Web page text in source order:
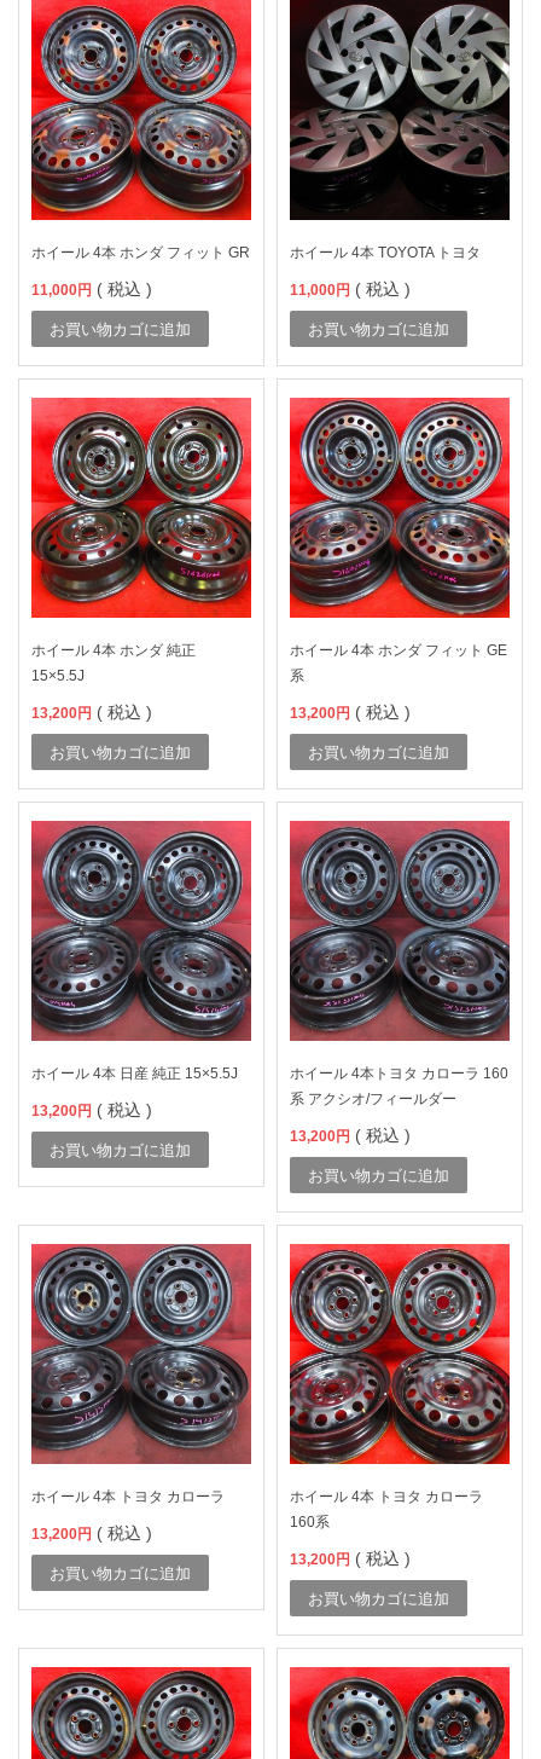
ホイール 4本 ホンダ フィット GR
11,000円 ( 税込 )
お買い物カゴに追加
ホイール 4本 TOYOTA トヨタ
11,000円 ( 税込 )
お買い物カゴに追加
ホイール 4本 ホンダ 純正
15×5.5J
13,200円 ( 税込 )
お買い物カゴに追加
ホイール 4本 ホンダ フィット GE
系
13,200円 ( 税込 )
お買い物カゴに追加
ホイール 4本 日産 純正 15×5.5J
13,200円 ( 税込 )
お買い物カゴに追加
ホイール 4本トヨタ カローラ 160
系 アクシオ/フィールダー
13,200円 ( 税込 )
お買い物カゴに追加
ホイール 4本 トヨタ カローラ
13,200円 ( 税込 )
お買い物カゴに追加
ホイール 4本 トヨタ カローラ
160系
13,200円 ( 税込 )
お買い物カゴに追加